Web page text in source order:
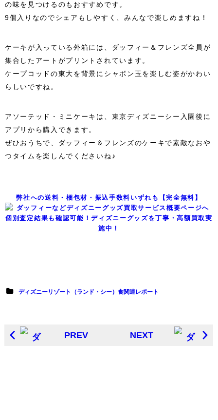
の味を見つけるのもおすすめです。
9個入りなのでシェアもしやすく、みんなで楽しめますね！
ケーキが入っている外箱には、ダッフィー＆フレンズ全員が
集合したアートがプリントされています。
ケープコッドの東大を背景にシャボン玉を楽しむ姿がかわい
らしいですね。
アソーテッド・ミニケーキは、東京ディズニーシー入園後に
アプリから購入できます。
ぜひおうちで、ダッフィー＆フレンズのケーキで素敵なおや
つタイムを楽しんでくださいね♪
弊社への送料・梱包材・振込手数料いずれも【完全無料】
個別査定結果も確認可能！ディズニーグッズを丁寧・高額買取実
施中！
ディズニーリゾート（ランド・シー）食関連レポート
PREV NEXT